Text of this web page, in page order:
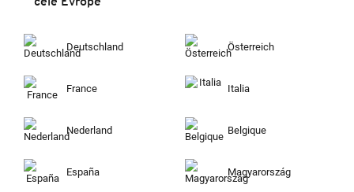
Deutschland Österreich
France Italia
Nederland Belgique
España Magyarország